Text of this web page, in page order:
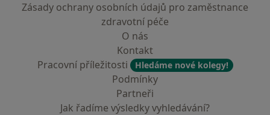
Zásady ochrany osobních údajů pro zaměstnance
zdravotní péče
O nás
Kontakt
Pracovní příležitosti
Hledáme nové kolegy!
Podmínky
Partneři
Jak řadíme výsledky vyhledávání?